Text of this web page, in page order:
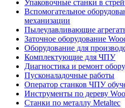
Упаковочные станки в
Вспомогательное
механизации
Пылеулавливающие
Заточное оборудование
Оборудование для
Комплектующие для ЧПУ
Диагностика и ремонт
Пусконаладочные работы
Оператор станков ЧПУ
Инструменты по дереву
Станки по металлу Metaltec